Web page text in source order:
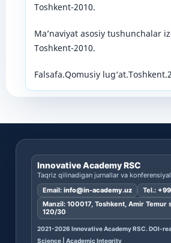
Toshkent-2010.
Ma’naviyat asosiy tushunchalar
Toshkent-2010.
Falsafa.Qomusiy
Innovative Academy RSC
Taqriz qilinadigan jurnallar va
Email: info@in-academy.uz Tel.:
Manzil: 100017, Toshkent, Amir Temur
120/30
2021-2026 Innovative Academy RSC. DOI-
Science | Academic Integrity